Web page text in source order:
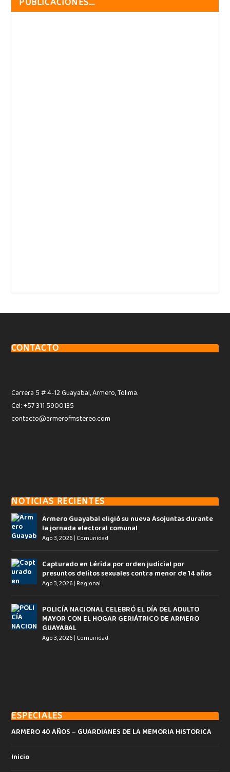
PUBLICACIONES…
CONTACTO
Carrera 5 # 4-12 Guayabal, Armero, Tolima.
Cel: +57 311 5900135
contacto@armerofmstereo.com
NOTICIAS RECIENTES
Armero Guayabal eligió su nueva Asojuntas durante
la jornada electoral comunal
Ago 3, 2026 | Comunidad
Capturado en Lérida por orden judicial por
presuntos delitos sexuales contra menor de 14 años
Ago 3, 2026 | Regional
POLICÍA NACIONAL CELEBRÓ EL DÍA DEL ADULTO
MAYOR CON EL HOGAR GERIÁTRICO DE ARMERO
GUAYABAL
Ago 3, 2026 | Comunidad
ESPECIALES
ARMERO 40 AÑOS – GUARDIANES DE LA MEMORIA HISTORICA
Inicio